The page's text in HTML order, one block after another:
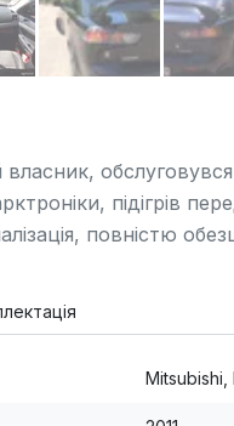
підігрів
повністю
Mitsubishi,